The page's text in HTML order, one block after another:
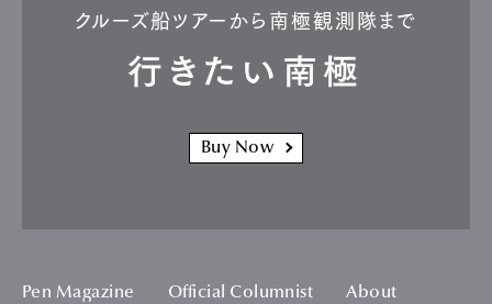
クルーズ船ツアーから南極観測隊まで
行きたい南極
Buy Now
Pen Magazine Official Columnist
About